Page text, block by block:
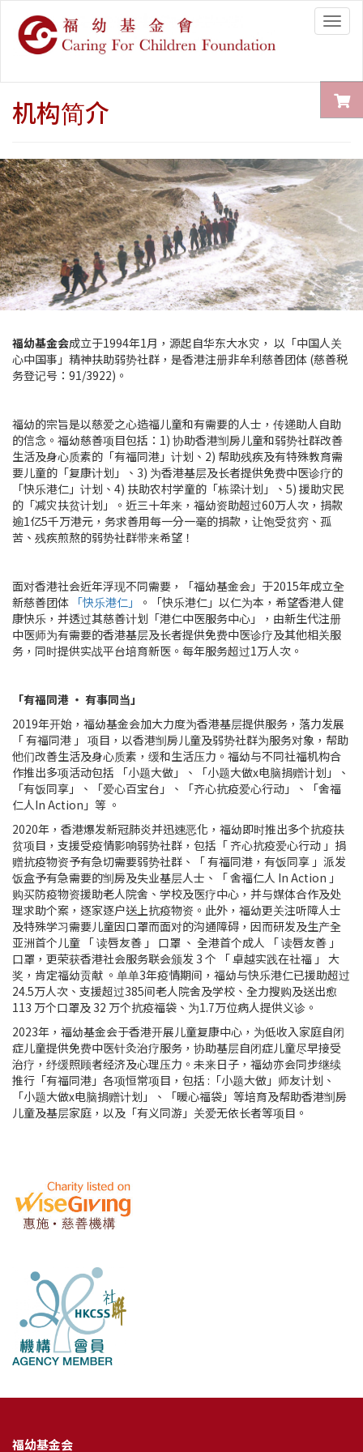
机构简介
福幼基金会成立于1994年1月，源起自华东大水灾， 以「中国人关
心中国事」精神扶助弱势社群，是香港注册非牟利慈善团体 (慈善税
务登记号：91/3922)。
福幼的宗旨是以慈爱之心造福儿童和有需要的人士，传递助人自助
的信念。福幼慈善项目包括：1) 协助香港㓥房儿童和弱势社群改善
生活及身心质素的「有福同港」计划、2) 帮助残疾及有特殊教育需
要儿童的「复康计划」、3) 为香港基层及长者提供免费中医诊疗的
「快乐港仁」计划、4) 扶助农村学童的「栋梁计划」、5) 援助灾民
的「减灾扶贫计划」。近三十年来，福幼资助超过60万人次，捐款
逾1亿5千万港元，务求善用每一分一毫的捐款，让饱受贫穷、孤
苦、残疾煎熬的弱势社群带来希望！
面对香港社会近年浮现不同需要，「福幼基金会」于2015年成立全
新慈善团体 「快乐港仁」
。「快乐港仁」以仁为本，希望香港人健
康快乐，并透过其慈善计划「港仁中医服务中心」，由新生代注册
中医师为有需要的香港基层及长者提供免费中医诊疗及其他相关服
务，同时提供实战平台培育新医。每年服务超过1万人次。
「有福同港 ‧ 有事同当」
2019年开始，福幼基金会加大力度为香港基层提供服务，落力发展
「 有福同港 」 项目，以香港㓥房儿童及弱势社群为服务对象，帮助
他们改善生活及身心质素，缓和生活压力。福幼与不同社福机构合
作推出多项活动包括 「小题大做」、「小题大做x电脑捐赠计划」、
「有饭同享」、「爱心百宝台」、「齐心抗疫爱心行动」、「舍福
仁人In Action」等 。
2020年，香港爆发新冠肺炎并迅速恶化，福幼即时推出多个抗疫扶
贫项目，支援受疫情影响弱势社群，包括「 齐心抗疫爱心行动 」捐
赠抗疫物资予有急切需要弱势社群、「 有福同港，有饭同享 」派发
饭盒予有急需要的㓥房及失业基层人士、「 舍福仁人 In Action 」
购买防疫物资援助老人院舍、学校及医疗中心，并与媒体合作及处
理求助个案，逐家逐户送上抗疫物资。此外，福幼更关注听障人士
及特殊学习需要儿童因口罩而面对的沟通障碍，因而研发及生产全
亚洲首个儿童 「 读唇友善 」 口罩 、 全港首个成人 「 读唇友善 」
口罩，更荣获香港社会服务联会颁发 3 个 「 卓越实践在社福 」 大
奖，肯定福幼贡献 。单单3年疫情期间，福幼与快乐港仁已援助超过
24.5万人次、支援超过385间老人院舍及学校、全力搜购及送出愈
113 万个口罩及 32 万个抗疫福袋、为1.7万位病人提供义诊。
2023年，福幼基金会于香港开展儿童复康中心，为低收入家庭自闭
症儿童提供免费中医针灸治疗服务，协助基层自闭症儿童尽早接受
治疗，纾缓照顾者经济及心理压力。未来日子，福幼亦会同步继续
推行「有福同港」各项恒常项目，包括 :「小题大做」师友计划、
「小题大做x电脑捐赠计划」、「暖心福袋」等培育及帮助香港㓥房
儿童及基层家庭，以及「有义同游」关爱无依长者等项目。
福幼基金会